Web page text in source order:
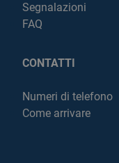
Segnalazioni
FAQ
CONTATTI
Numeri di telefono
Come arrivare